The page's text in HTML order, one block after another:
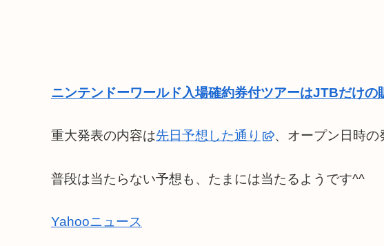
ニンテンドーワールド入場確約券付ツアーはJTBだけの
重大発表の内容は先日予想した通り 、オープン日時の
普段は当たらない予想も、たまには当たるようです^^
Yahooニュース